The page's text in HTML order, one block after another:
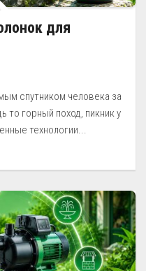
для
спутником человека за
то горный поход, пикник у
технологии...